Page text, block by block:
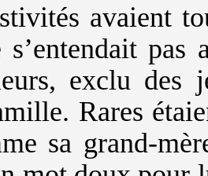
avaient
pas
exclu des
Rares
sa grand-